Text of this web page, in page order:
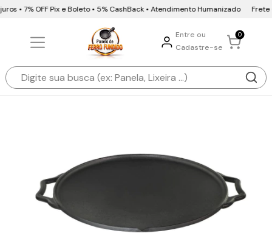
• 7% OFF Pix e Boleto • 5% CashBack • Atendimento Humanizado Frete
Entre ou
Cadastre-se
0